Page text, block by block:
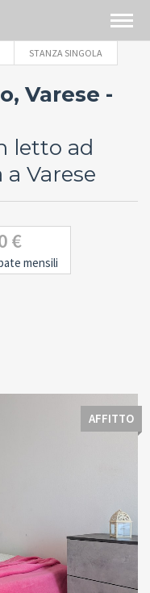
MAPPA
STANZA SINGOLA
Varese -
letto ad
Varese
€
mensili
AFFITTO